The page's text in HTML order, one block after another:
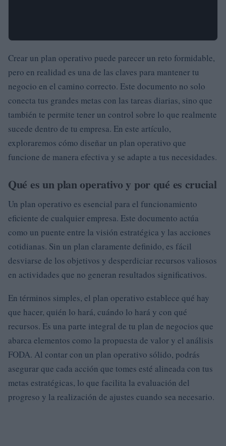
Crear un plan operativo puede parecer un reto formidable,
pero en realidad es una de las claves para mantener tu
negocio en el camino correcto. Este documento no solo
conecta tus grandes metas con las tareas diarias, sino que
también te permite tener un control sobre lo que realmente
sucede dentro de tu empresa. En este artículo,
exploraremos cómo diseñar un plan operativo que
funcione de manera efectiva y se adapte a tus necesidades.
Qué es un plan operativo y por qué es crucial
Un plan operativo es esencial para el funcionamiento
eficiente de cualquier empresa. Este documento actúa
como un puente entre la visión estratégica y las acciones
cotidianas. Sin un plan claramente definido, es fácil
desviarse de los objetivos y desperdiciar recursos valiosos
en actividades que no generan resultados significativos.
En términos simples, el plan operativo establece qué hay
que hacer, quién lo hará, cuándo lo hará y con qué
recursos. Es una parte integral de tu plan de negocios que
abarca elementos como la propuesta de valor y el análisis
FODA. Al contar con un plan operativo sólido, podrás
asegurar que cada acción que tomes esté alineada con tus
metas estratégicas, lo que facilita la evaluación del
progreso y la realización de ajustes cuando sea necesario.